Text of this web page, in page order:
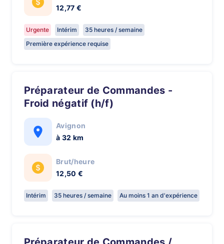
12,77 €
Urgente Intérim
35 heures / semaine
Première expérience requise
Préparateur de Commandes -
Froid négatif (h/f)
Avignon
à 32 km
Brut/heure
12,50 €
Intérim 35 heures / semaine Au moins 1 an d'expérience